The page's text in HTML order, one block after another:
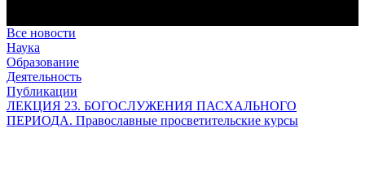
Все новости
Наука
Образование
Деятельность
Публикации
ЛЕКЦИЯ 23. БОГОСЛУЖЕНИЯ ПАСХАЛЬНОГО
ПЕРИОДА. Православные просветительские курсы